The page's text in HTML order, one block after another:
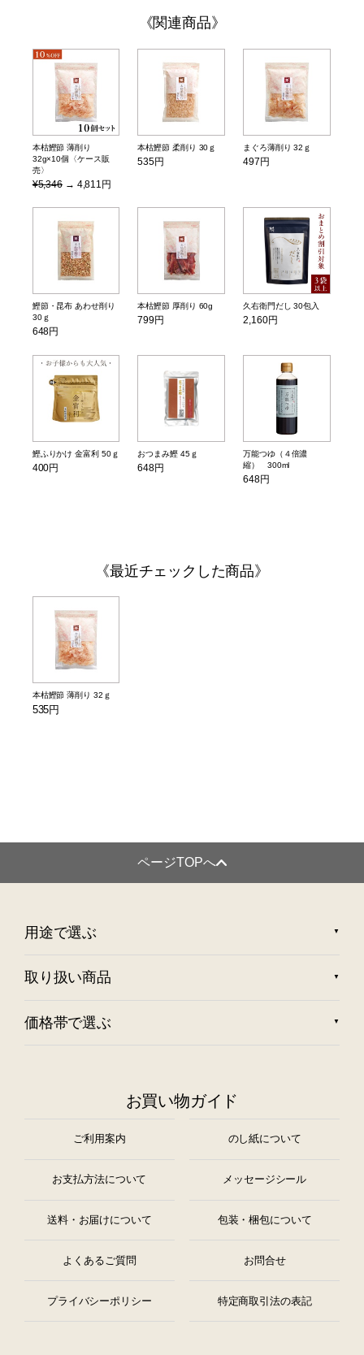
関連商品
本枯鰹節 薄削り
32g×10個〈ケース販
売〉
¥5,346→ 4,811円
本枯鰹節 柔削り 30ｇ
535円
まぐろ薄削り 32ｇ
497円
鰹節・昆布 あわせ削り
30ｇ
648円
本枯鰹節 厚削り 60g
799円
久右衛門だし 30包入
2,160円
鰹ふりかけ 金富利 50ｇ
400円
おつまみ鰹 45ｇ
648円
万能つゆ（４倍濃
縮） 300ml
648円
最近チェックした商品
本枯鰹節 薄削り 32ｇ
535円
ページTOPへ
用途で選ぶ
取り扱い商品
価格帯で選ぶ
お買い物ガイド
ご利用案内 のし紙について
お支払方法について メッセージシール
送料・お届けについて 包装・梱包について
よくあるご質問 お問合せ
プライバシーポリシー 特定商取引法の表記